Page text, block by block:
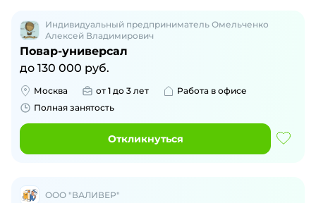
Индивидуальный предприниматель Омельченко
Алексей Владимирович
Повар-универсал
до 130 000 руб.
Москва от 1 до 3 лет
Работа в офисе
Полная занятость
Откликнуться
ООО "ВАЛИВЕР"